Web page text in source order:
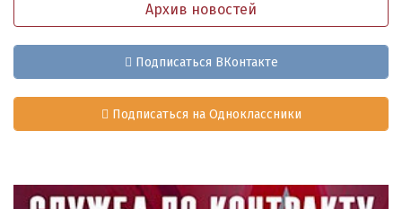
Архив новостей
Подписаться ВКонтакте
Подписаться на Одноклассники